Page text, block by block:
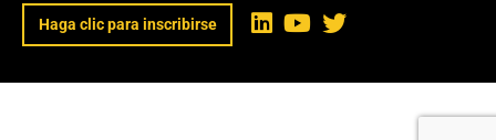
Haga clic para inscribirse